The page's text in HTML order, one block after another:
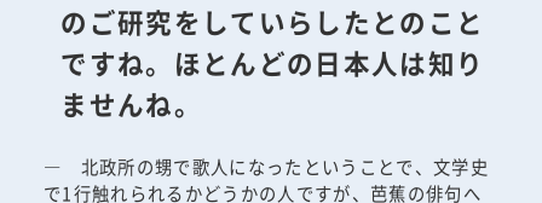
のご研究をしていらしたとのこと
ですね。ほとんどの日本人は知り
ませんね。
― 北政所の甥で歌人になったということで、文学史
で1行触れられるかどうかの人ですが、芭蕉の俳句へ